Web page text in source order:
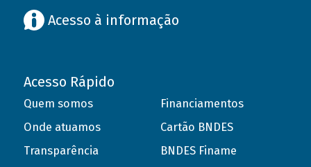
Acesso à informação
Acesso Rápido
Quem somos
Onde atuamos
Transparência
Financiamentos
Cartão BNDES
BNDES Finame